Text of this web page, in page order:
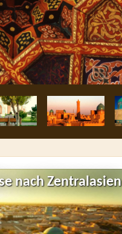
nach Zentralasien